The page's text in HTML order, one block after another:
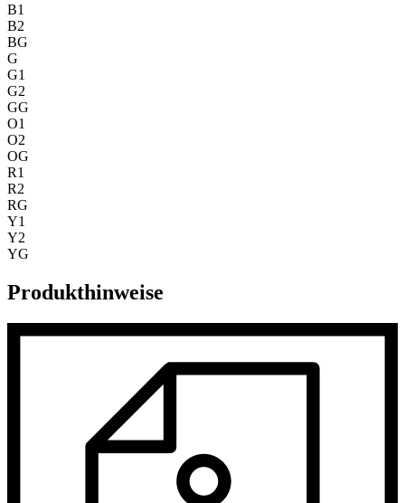
B1
B2
BG
G
G1
G2
GG
O1
O2
OG
R1
R2
RG
Y1
Y2
YG
Produkthinweise